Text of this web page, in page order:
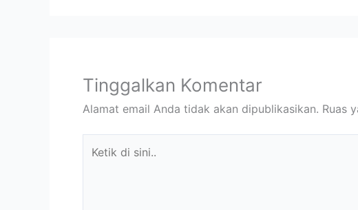
Tinggalkan Komentar
Alamat email Anda tidak akan dipublikasikan. Ruas